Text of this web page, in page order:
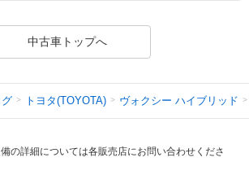
中古車トップへ
トヨタ(TOYOTA) ヴォクシー ハイブリッド
の詳細については各販売店にお問い合わせくださ